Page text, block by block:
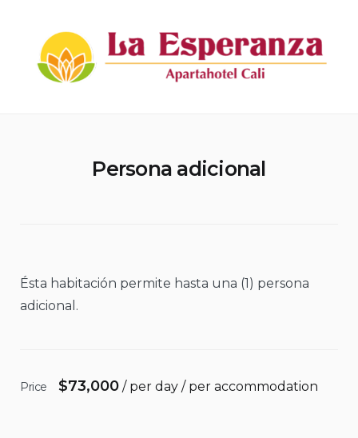
contentApartahotel La Esperanza
Persona adicional
Ésta habitación permite hasta una (1) persona
adicional.
Price $73,000/ per day / per accommodation